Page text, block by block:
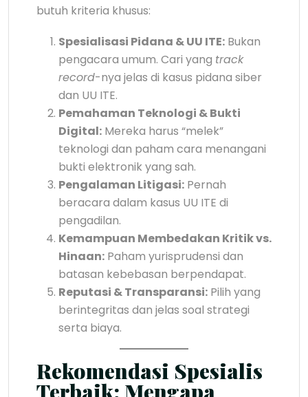
butuh kriteria khusus:
Spesialisasi Pidana & UU ITE: Bukan
pengacara umum. Cari yang track
record-nya jelas di kasus pidana siber
dan UU ITE.
Pemahaman Teknologi & Bukti
Digital: Mereka harus “melek”
teknologi dan paham cara menangani
bukti elektronik yang sah.
Pengalaman Litigasi: Pernah
beracara dalam kasus UU ITE di
pengadilan.
Kemampuan Membedakan Kritik vs.
Hinaan: Paham yurisprudensi dan
batasan kebebasan berpendapat.
Reputasi & Transparansi: Pilih yang
berintegritas dan jelas soal strategi
serta biaya.
Rekomendasi Spesialis
Terbaik: Mengapa